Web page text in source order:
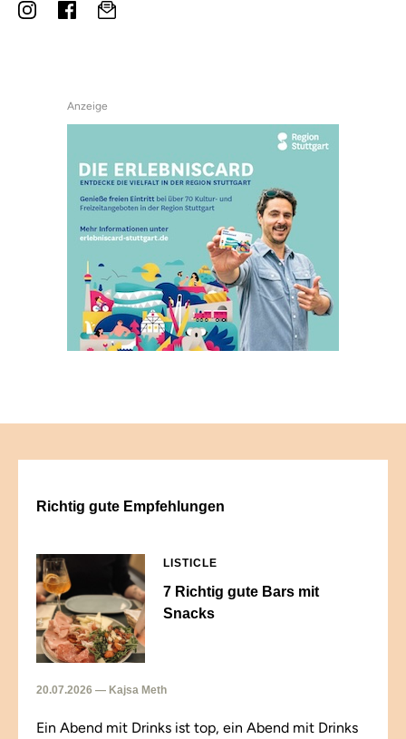
Anzeige
Richtig gute Empfehlungen
LISTICLE
7 Richtig gute Bars mit
Snacks
20.07.2026 — Kajsa Meth
Ein Abend mit Drinks ist top, ein Abend mit Drinks